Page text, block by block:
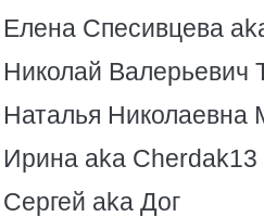
Елена Спесивцева
Николай Валерьевич
Наталья Николаевна
Ирина aka Cherdak13
Сергей aka Дог